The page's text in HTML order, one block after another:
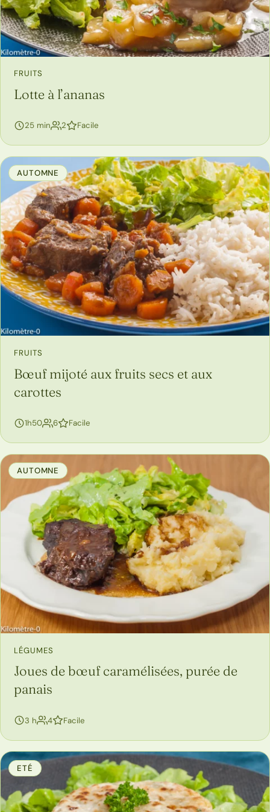
FRUITS
Lotte à l’ananas
25 min 2personnes
Facile
AUTOMNE
FRUITS
Bœuf mijoté aux fruits secs et aux
carottes
1h50 6personnes
Facile
AUTOMNE
LÉGUMES
Joues de bœuf caramélisées, purée de
panais
3 h 4personnes
Facile
ETÉ